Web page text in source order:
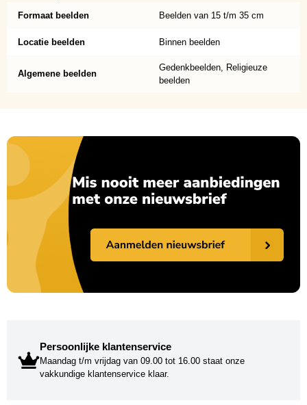
Formaat beelden Beelden van 15 t/m 35 cm
Locatie beelden Binnen beelden
Algemene beelden
Gedenkbeelden, Religieuze
beelden
Persoonlijke klantenservice
Maandag t/m vrijdag van 09.00 tot 16.00 staat onze
vakkundige klantenservice klaar.